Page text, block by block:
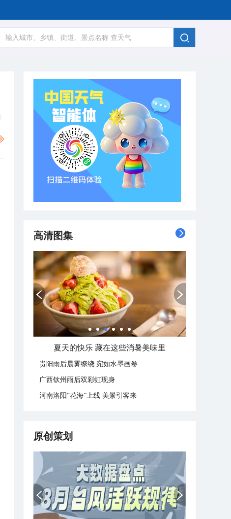
高清图集
广西南宁：盛夏里的“绿野仙踪”
贵阳雨后晨雾缭绕 宛如水墨画卷
广西钦州雨后双彩虹现身
河南洛阳“花海”上线 美景引客来
原创策划